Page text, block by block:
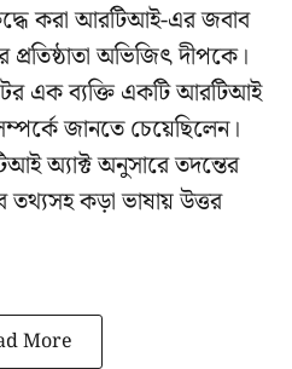
করা আরটিআই-এর জবাব
অভিজিৎ দীপকে।
এক ব্যক্তি একটি আরটিআই
জানতে চেয়েছিলেন।
অ্যাক্ট অনুসারে তদন্তের
তথ্যসহ কড়া ভাষায় উত্তর
More